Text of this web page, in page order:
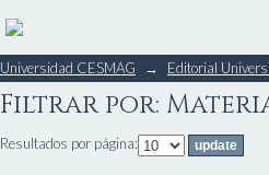
Filtrar por:
Universidad CESMAG → Editorial
Filtrar por:
Resultados por página: